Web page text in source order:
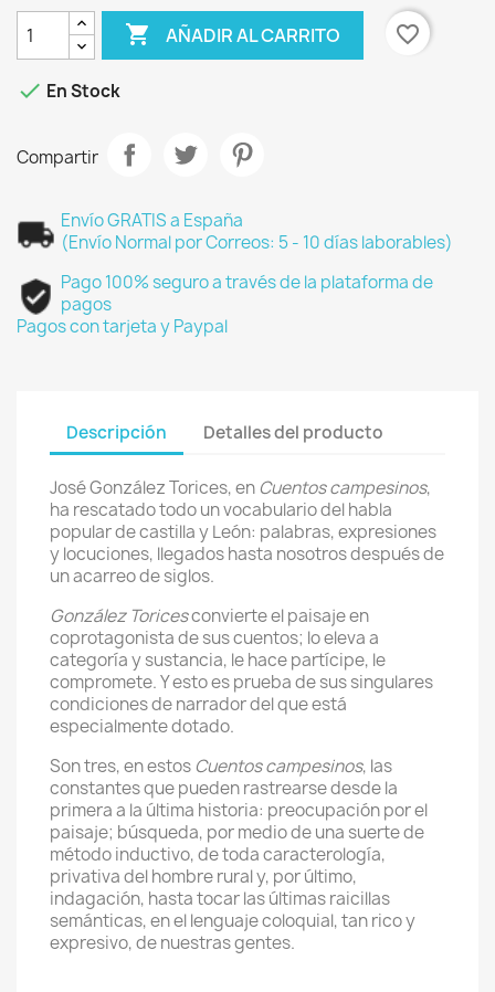
 AÑADIR AL CARRITO favorite_border
 En Stock
Compartir
Envío GRATIS a España
(Envío Normal por Correos: 5 - 10 días laborables)
Pago 100% seguro a través de la plataforma de
pagos
Pagos con tarjeta y Paypal
Descripción Detalles del producto
José González Torices, en Cuentos campesinos,
ha rescatado todo un vocabulario del habla
popular de castilla y León: palabras, expresiones
y locuciones, llegados hasta nosotros después de
un acarreo de siglos.
González Toricesconvierte el paisaje en
coprotagonista de sus cuentos; lo eleva a
categoría y sustancia, le hace partícipe, le
compromete. Y esto es prueba de sus singulares
condiciones de narrador del que está
especialmente dotado.
Son tres, en estos Cuentos campesinos, las
constantes que pueden rastrearse desde la
primera a la última historia: preocupación por el
paisaje; búsqueda, por medio de una suerte de
método inductivo, de toda caracterología,
privativa del hombre rural y, por último,
indagación, hasta tocar las últimas raicillas
semánticas, en el lenguaje coloquial, tan rico y
expresivo, de nuestras gentes.